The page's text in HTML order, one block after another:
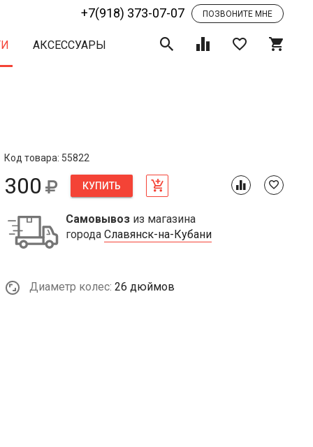
+7(918) 373-07-07 ПОЗВОНИТЕ МНЕ
АКСЕССУАРЫ
Код товара: 55822
300 КУПИТЬ
Самовывоз из магазина
города Славянск-на-Кубани
Диаметр колес: 26 дюймов